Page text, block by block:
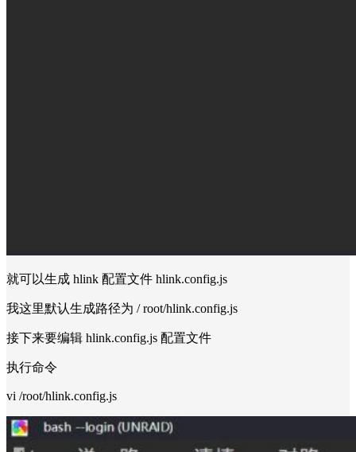
就可以生成 hlink 配置文件 hlink.config.js
我这里默认生成路径为 / root/hlink.config.js
接下来要编辑 hlink.config.js 配置文件
执行命令
vi /root/hlink.config.js